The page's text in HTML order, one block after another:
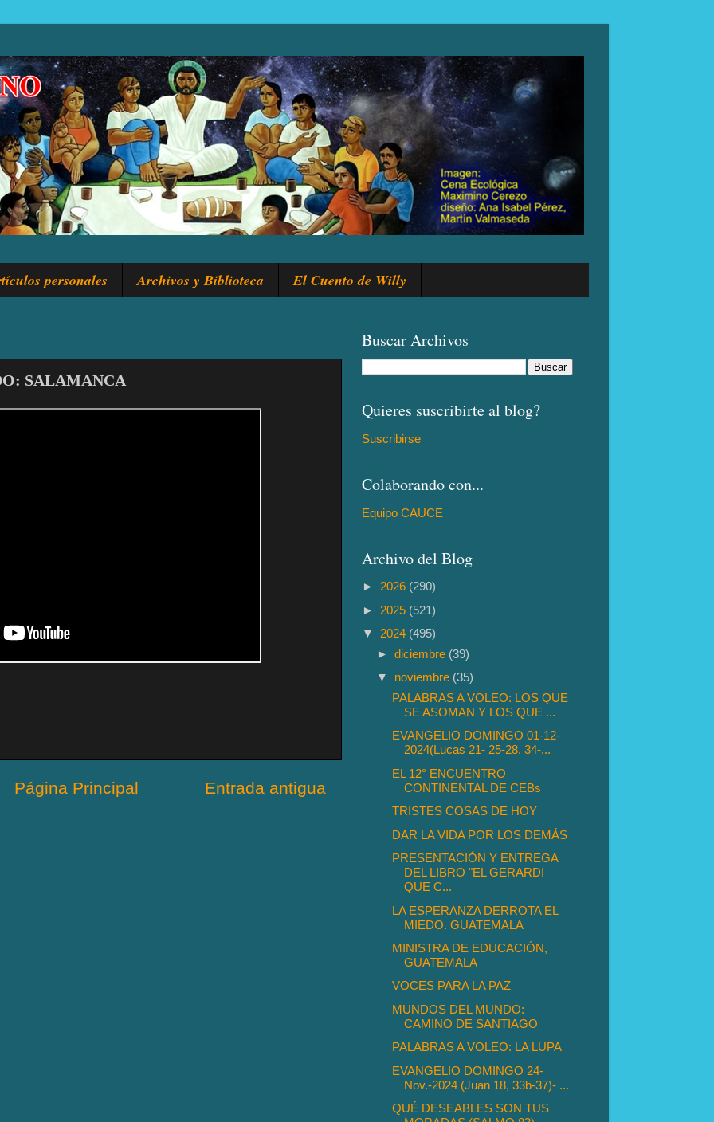
personales Archivos y Biblioteca El Cuento de Willy
SALAMANCA
Entrada antigua
Página Principal
Buscar Archivos
Quieres suscribirte al blog?
Suscribirse
Colaborando con...
Equipo CAUCE
Archivo del Blog
► 2026 (290)
► 2025 (521)
▼ 2024 (495)
►diciembre (39)
▼ noviembre (35)
PALABRAS A VOLEO: LOS QUE
SE ASOMAN Y LOS QUE ...
EVANGELIO DOMINGO 01-12-
2024(Lucas 21- 25-28, 34-...
EL 12° ENCUENTRO
CONTINENTAL DE CEBs
TRISTES COSAS DE HOY
DAR LA VIDA POR LOS DEMÁS
PRESENTACIÓN Y ENTREGA
DEL LIBRO "EL GERARDI
QUE C...
LA ESPERANZA DERROTA EL
MIEDO. GUATEMALA
MINISTRA DE EDUCACIÓN,
GUATEMALA
VOCES PARA LA PAZ
MUNDOS DEL MUNDO:
CAMINO DE SANTIAGO
PALABRAS A VOLEO: LA LUPA
EVANGELIO DOMINGO 24-
Nov.-2024 (Juan 18, 33b-37)- ...
QUÉ DESEABLES SON TUS